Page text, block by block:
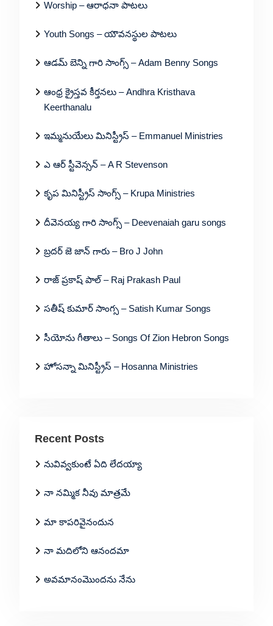
Worship – ఆరాధనా పాటలు
Youth Songs – యౌవనస్థుల పాటలు
ఆడమ్ బెన్ని గారి సాంగ్స్ – Adam Benny Songs
ఆంధ్ర క్రైస్తవ కీర్తనలు – Andhra Kristhava
Keerthanalu
ఇమ్మనుయేలు మినిస్ట్రీస్ – Emmanuel Ministries
ఎ ఆర్ స్టీవెన్సన్ – A R Stevenson
కృప మినిస్ట్రీస్ సాంగ్స్ – Krupa Ministries
దీవెనయ్య గారి సాంగ్స్ – Deevenaiah garu songs
బ్రదర్ జె జాన్ గారు – Bro J John
రాజ్ ప్రకాష్ పాల్ – Raj Prakash Paul
సతీష్ కుమార్ సాంగ్స – Satish Kumar Songs
సీయోను గీతాలు – Songs Of Zion Hebron Songs
హోసన్నా మినిస్ట్రీస్ – Hosanna Ministries
Recent Posts
నువివ్వకుంటే ఏది లేదయ్యా
నా నమ్మిక నీవు మాత్రమే
మా కాపరివైనందున
నా మదిలోని ఆనందమా
అవమానంమొందను నేను